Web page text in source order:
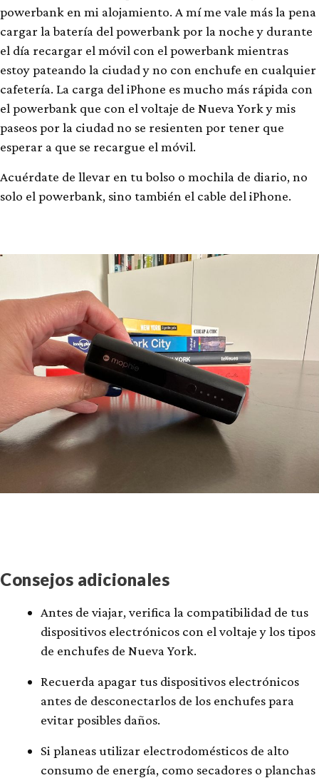
powerbank en mi alojamiento. A mí me vale más la pena
cargar la batería del powerbank por la noche y durante
el día recargar el móvil con el powerbank mientras
estoy pateando la ciudad y no con enchufe en cualquier
cafetería. La carga del iPhone es mucho más rápida con
el powerbank que con el voltaje de Nueva York y mis
paseos por la ciudad no se resienten por tener que
esperar a que se recargue el móvil.
Acuérdate de llevar en tu bolso o mochila de diario, no
solo el powerbank, sino también el cable del iPhone.
Consejos adicionales
Antes de viajar, verifica la compatibilidad de tus
dispositivos electrónicos con el voltaje y los tipos
de enchufes de Nueva York.
Recuerda apagar tus dispositivos electrónicos
antes de desconectarlos de los enchufes para
evitar posibles daños.
Si planeas utilizar electrodomésticos de alto
consumo de energía, como secadores o planchas